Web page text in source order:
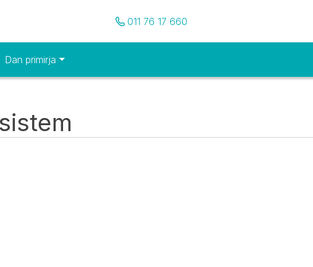
Pozovite nas
011 76 17 660
Dan primirja